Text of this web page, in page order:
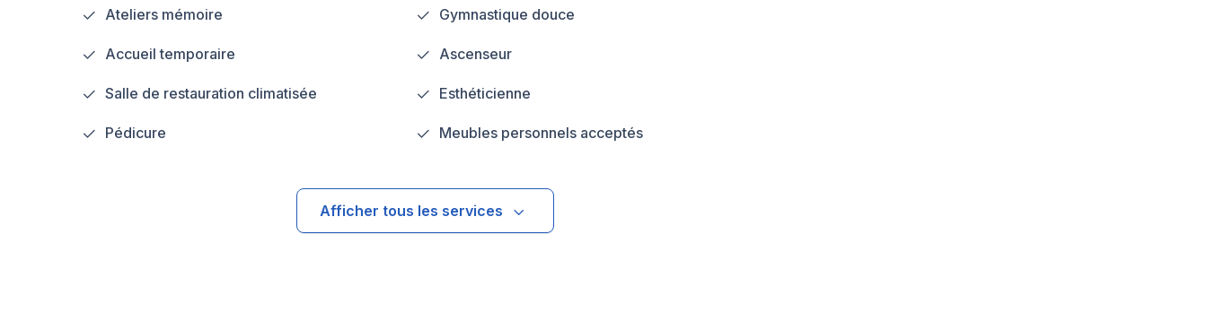
Ateliers mémoire Gymnastique douce
Accueil temporaire Ascenseur
Salle de restauration climatisée Esthéticienne
Pédicure Meubles personnels acceptés
Afficher tous les services